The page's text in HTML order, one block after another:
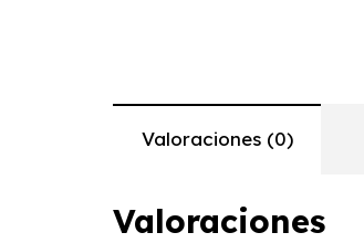
Valoraciones (0)
Valoraciones